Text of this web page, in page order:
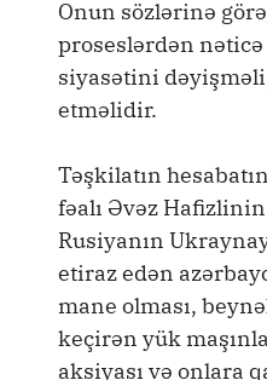
Onun sözlərinə
proseslərdən nəticə
siyasətini
etməlidir.
Təşkilatın
fəalı Əvəz
Rusiyanın
etiraz edən
mane olması,
keçirən yük
aksiyası və onlara